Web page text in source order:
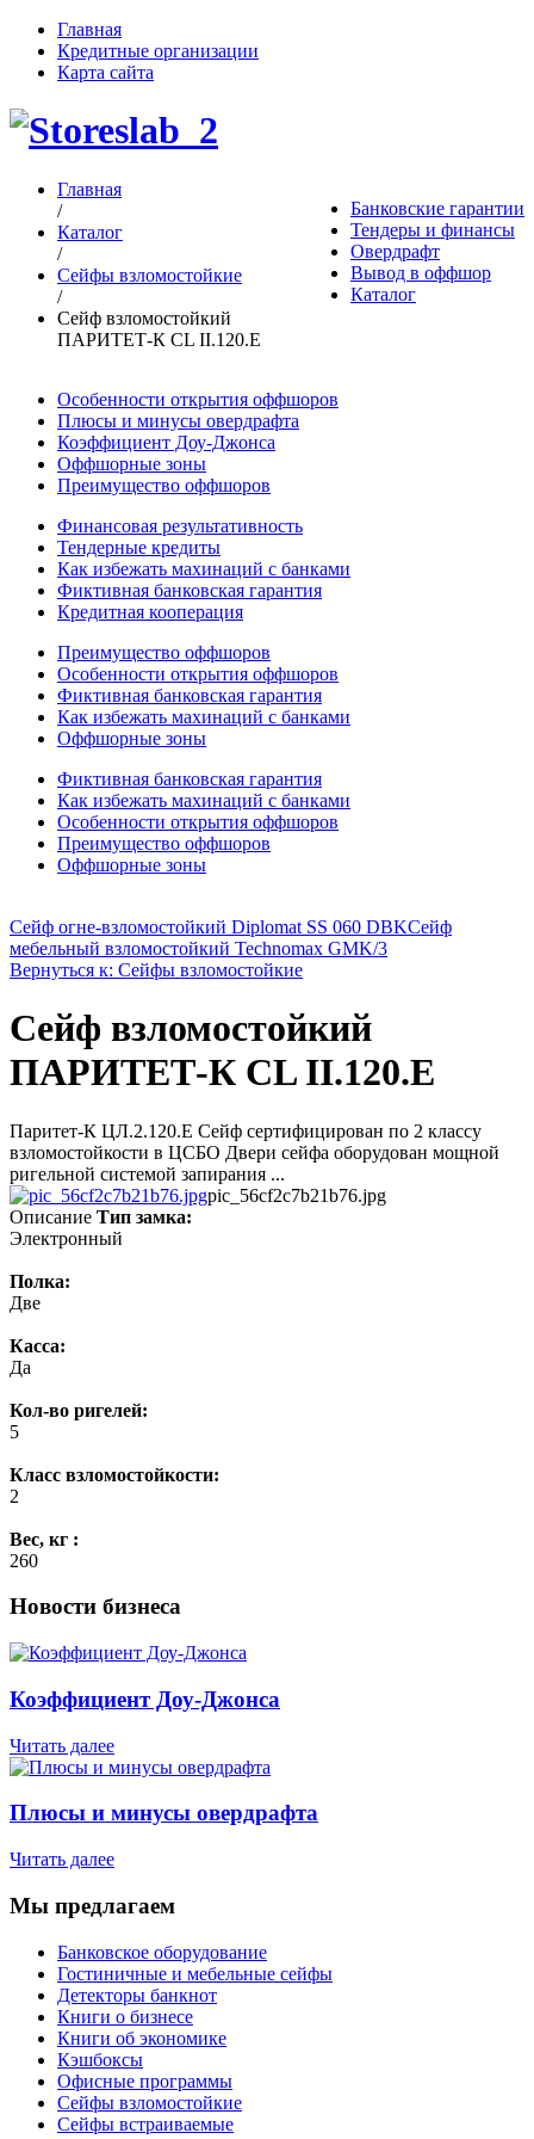
Главная
Кредитные организации
Карта сайта
Банковские гарантии
Тендеры и финансы
Овердрафт
Вывод в оффшор
Каталог
Главная
/
Каталог
/
Сейфы взломостойкие
/
Сейф взломостойкий
ПАРИТЕТ-К CL II.120.E
Особенности открытия оффшоров
Плюсы и минусы овердрафта
Коэффициент Доу-Джонса
Оффшорные зоны
Преимущество оффшоров
Финансовая результативность
Тендерные кредиты
Как избежать махинаций с банками
Фиктивная банковская гарантия
Кредитная кооперация
Преимущество оффшоров
Особенности открытия оффшоров
Фиктивная банковская гарантия
Как избежать махинаций с банками
Оффшорные зоны
Фиктивная банковская гарантия
Как избежать махинаций с банками
Особенности открытия оффшоров
Преимущество оффшоров
Оффшорные зоны
Сейф огне-взломостойкий Diplomat SS 060 DBKСейф
мебельный взломостойкий Technomax GMK/3
Вернуться к: Сейфы взломостойкие
Сейф взломостойкий
ПАРИТЕТ-К CL II.120.E
Паритет-К ЦЛ.2.120.E Сейф сертифицирован по 2 классу
взломостойкости в ЦСБО Двери сейфа оборудован мощной
ригельной системой запирания ...
pic_56cf2c7b21b76.jpg
Описание Тип замка:
Электронный
Полка:
Две
Касса:
Да
Кол-во ригелей:
5
Класс взломостойкости:
2
Вес, кг :
260
Новости бизнеса
Коэффициент Доу-Джонса
Читать далее
Плюсы и минусы овердрафта
Читать далее
Мы предлагаем
Банковское оборудование
Гостиничные и мебельные сейфы
Детекторы банкнот
Книги о бизнесе
Книги об экономике
Кэшбоксы
Офисные программы
Сейфы взломостойкие
Сейфы встраиваемые